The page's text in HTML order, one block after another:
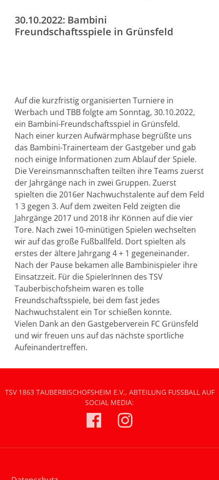
30.10.2022: Bambini
Freundschaftsspiele in Grünsfeld
Auf die kurzfristig organisierten Turniere in
Werbach und TBB folgte am Sonntag, 30.10.2022,
ein Bambini-Freundschaftsspiel in Grünsfeld.
Nach einer kurzen Aufwärmphase begrüßte uns
das Bambini-Trainerteam der Gastgeber und gab
noch einige Informationen zum Ablauf der Spiele.
Die Vereinsmannschaften teilten ihre Teams zuerst
der Jahrgänge nach in zwei Gruppen. Zuerst
spielten die 2016er Nachwuchstalente auf dem Feld
1 3 gegen 3. Auf dem zweiten Feld zeigten die
Jahrgänge 2017 und 2018 ihr Können auf die vier
Tore. Nach zwei 10-minütigen Spielen wechselten
wir auf das große Fußballfeld. Dort spielten als
erstes der ältere Jahrgang 4 + 1 gegeneinander.
Nach der Pause bekamen alle Bambinispieler ihre
Einsatzzeit. Für die SpielerInnen des TSV
Tauberbischofsheim waren es tolle
Freundschaftsspiele, bei dem fast jedes
Nachwuchstalent ein Tor schießen konnte.
Vielen Dank an den Gastgeberverein FC Grünsfeld
und wir freuen uns auf das nächste sportliche
Aufeinandertreffen.
TSV 1863 TAUBERBISCHOFSHEIM E.V., ABTEILUNG FUSSBALL AUF S
OCIAL MEDIA: